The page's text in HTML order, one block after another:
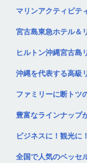
マリンアクティビテ
宮古島東急ホテル＆
ヒルトン沖縄宮古島
沖縄を代表する高級
ファミリーに断トツ
豊富なラインナップ
ビジネスに！観光に
全国で人気のベッセ